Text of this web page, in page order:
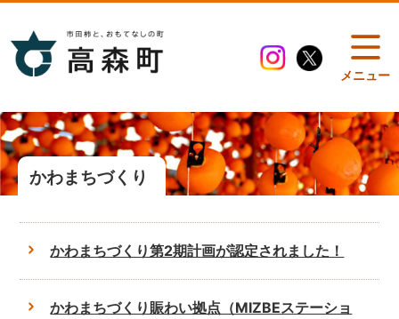
メニュー
かわまちづくり
かわまちづくり第2期計画が認定されました！
かわまちづくり賑わい拠点（MIZBEステーショ